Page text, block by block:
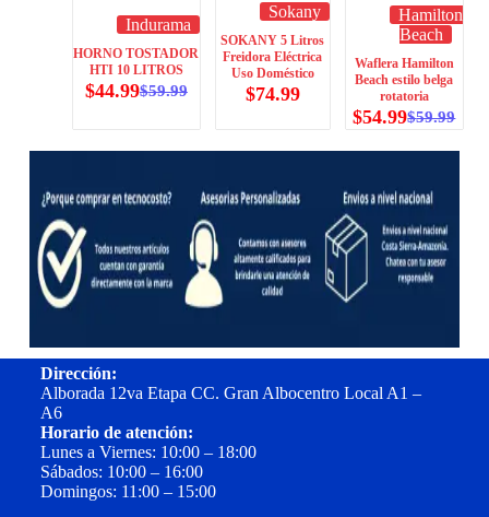
Indurama
HORNO TOSTADOR
HTI 10 LITROS
$59.99
$44.99
Sokany
SOKANY 5 Litros
Freidora Eléctrica
Uso Doméstico
$74.99
Hamilton
Beach
Waflera Hamilton
Beach estilo belga
rotatoria
$59.99
$54.99
Dirección:
Alborada 12va Etapa CC. Gran Albocentro Local A1 –
A6
Horario de atención:
Lunes a Viernes: 10:00 – 18:00
Sábados: 10:00 – 16:00
Domingos: 11:00 – 15:00